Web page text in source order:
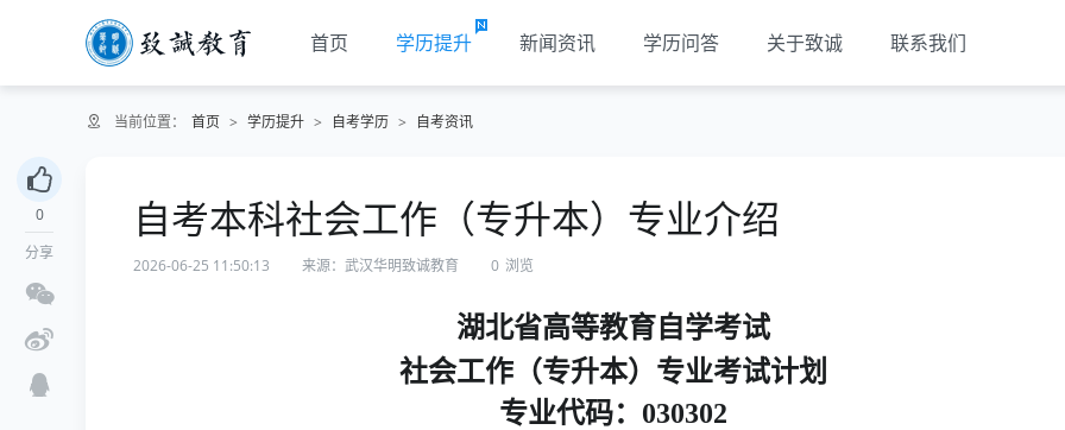
首页 学历提升 新闻资讯 学历问答 关于致诚 联系我们
当前位置： 首页 > 学历提升 > 自考学历 > 自考资讯
0
分享
自考本科社会工作（专升本）专业介绍
2026-06-25 11:50:13 来源：武汉华明致诚教育 0 浏览
湖北省高等教育自学考试
社会工作（专升本）专业考试计划
专业代码： 030302